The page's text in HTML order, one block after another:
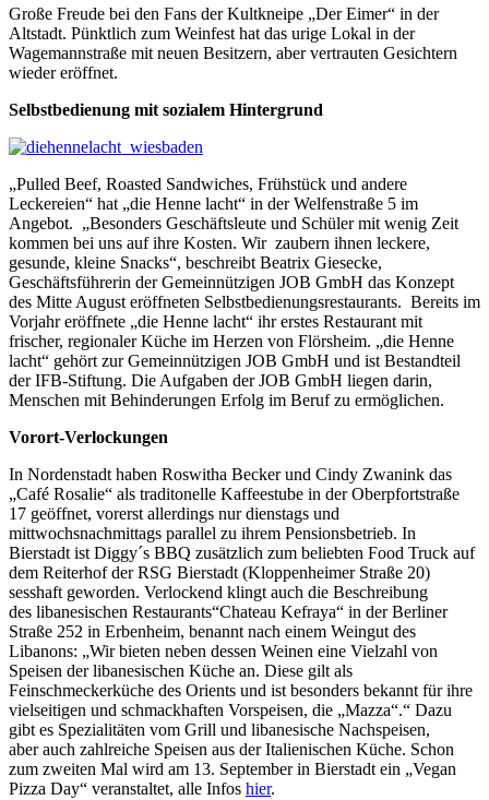
Große Freude bei den Fans der Kultkneipe „Der Eimer“ in der
Altstadt. Pünktlich zum Weinfest hat das urige Lokal in der
Wagemannstraße mit neuen Besitzern, aber vertrauten Gesichtern
wieder eröffnet.
Selbstbedienung mit sozialem Hintergrund
„Pulled Beef, Roasted Sandwiches, Frühstück und andere
Leckereien“ hat „die Henne lacht“ in der Welfenstraße 5 im
Angebot. „Besonders Geschäftsleute und Schüler mit wenig Zeit
kommen bei uns auf ihre Kosten. Wir zaubern ihnen leckere,
gesunde, kleine Snacks“, beschreibt Beatrix Giesecke,
Geschäftsführerin der Gemeinnützigen JOB GmbH das Konzept
des Mitte August eröffneten Selbstbedienungsrestaurants. Bereits im
Vorjahr eröffnete „die Henne lacht“ ihr erstes Restaurant mit
frischer, regionaler Küche im Herzen von Flörsheim. „die Henne
lacht“ gehört zur Gemeinnützigen JOB GmbH und ist Bestandteil
der IFB-Stiftung. Die Aufgaben der JOB GmbH liegen darin,
Menschen mit Behinderungen Erfolg im Beruf zu ermöglichen.
Vorort-Verlockungen
In Nordenstadt haben Roswitha Becker und Cindy Zwanink das
„Café Rosalie“ als traditonelle Kaffeestube in der Oberpfortstraße
17 geöffnet, vorerst allerdings nur dienstags und
mittwochsnachmittags parallel zu ihrem Pensionsbetrieb. In
Bierstadt ist Diggy´s BBQ zusätzlich zum beliebten Food Truck auf
dem Reiterhof der RSG Bierstadt (Kloppenheimer Straße 20)
sesshaft geworden. Verlockend klingt auch die Beschreibung
des libanesischen Restaurants“Chateau Kefraya“ in der Berliner
Straße 252 in Erbenheim, benannt nach einem Weingut des
Libanons: „Wir bieten neben dessen Weinen eine Vielzahl von
Speisen der libanesischen Küche an. Diese gilt als
Feinschmeckerküche des Orients und ist besonders bekannt für ihre
vielseitigen und schmackhaften Vorspeisen, die „Mazza“.“ Dazu
gibt es Spezialitäten vom Grill und libanesische Nachspeisen,
aber auch zahlreiche Speisen aus der Italienischen Küche. Schon
zum zweiten Mal wird am 13. September in Bierstadt ein „Vegan
Pizza Day“ veranstaltet, alle Infos hier.